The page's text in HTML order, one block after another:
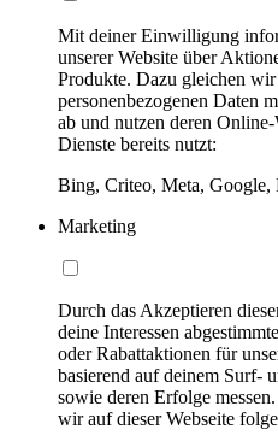
Mit deiner Einwilligung
unserer Website über
Produkte. Dazu gleichen wir
personenbezogenen Daten
ab und nutzen deren
Dienste bereits nutzt:
Bing, Criteo, Meta,
Marketing
Durch das Akzeptieren
deine Interessen
oder Rabattaktionen für
basierend auf deinem Surf-
sowie deren Erfolge
wir auf dieser Webseite